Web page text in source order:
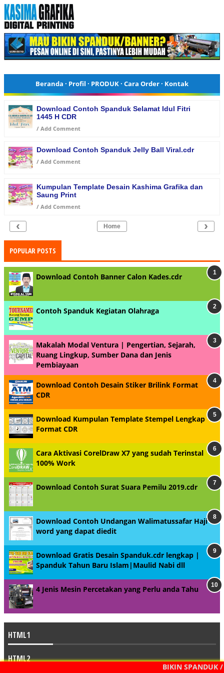
Beranda · Profil · PRODUK· Cara Order· Kontak
Download Contoh Spanduk Selamat Idul Fitri
1445 H CDR
/ Add Comment
Download Contoh Spanduk Jelly Ball Viral.cdr
/ Add Comment
Kumpulan Template Desain Kashima Grafika dan
Saung Print
/ Add Comment
‹ ›
Home
POPULAR POSTS
Download Contoh Banner Calon Kades.cdr
Contoh Spanduk Kegiatan Olahraga
Makalah Modal Ventura | Pengertian, Sejarah,
Ruang Lingkup, Sumber Dana dan Jenis
Pembiayaan
Download Contoh Desain Stiker Brilink Format
CDR
Download Kumpulan Template Stempel Lengkap
Format CDR
Cara Aktivasi CorelDraw X7 yang sudah Terinstal
100% Work
Download Contoh Surat Suara Pemilu 2019.cdr
Download Contoh Undangan Walimatussafar Haji
word yang dapat diedit
Download Gratis Desain Spanduk.cdr lengkap |
Spanduk Tahun Baru Islam|Maulid Nabi dll
4 Jenis Mesin Percetakan yang Perlu anda Tahu
HTML1
BIKIN SPANDUK
HTML2